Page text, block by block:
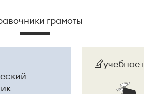
грамоты
учебное